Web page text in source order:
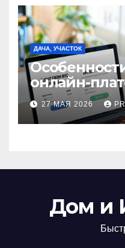
ДАЧА, УЧАСТОК
онлайн-
поиска
билетов
27 МАЯ 2026
Дом и